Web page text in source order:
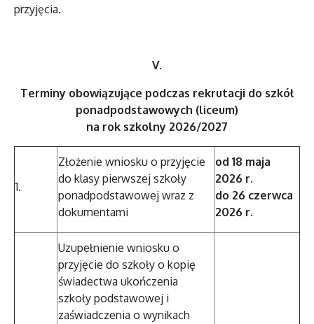
przyjęcia.
V.
Terminy obowiązujące podczas rekrutacji do szkół
ponadpodstawowych (liceum)
na rok szkolny 2026/2027
1.
Złożenie wniosku o przyjęcie
do klasy pierwszej szkoły
ponadpodstawowej wraz z
dokumentami
od 18 maja
2026 r.
do 26 czerwca
2026 r.
Uzupełnienie wniosku o
przyjęcie do szkoły o kopię
świadectwa ukończenia
szkoły podstawowej i
zaświadczenia o wynikach